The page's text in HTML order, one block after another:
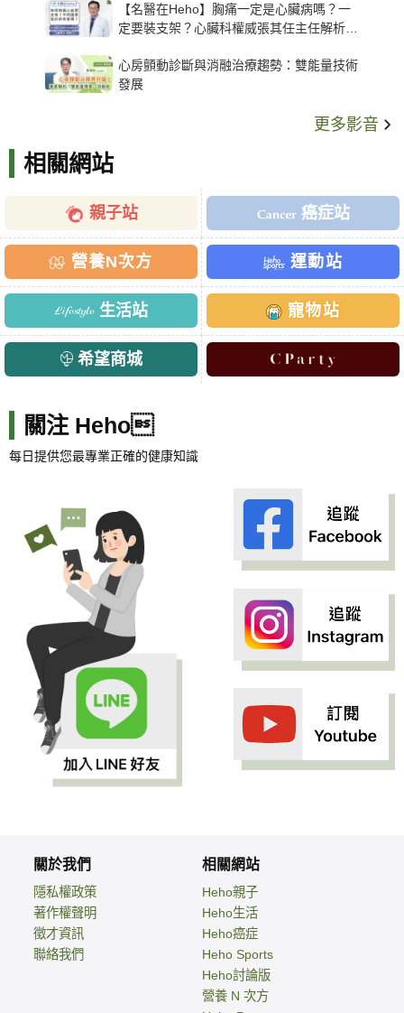
【名醫在Heho】胸痛一定是心臟病嗎？一
定要裝支架？心臟科權威張其任主任解析支
心房顫動診斷與消融治療趨勢：雙能量技術
發展
更多影音
相關網站
親子站 癌症站
營養N次方 運動站
生活站 寵物站
希望商城
關注 Heho
每日提供您最專業正確的健康知識
關於我們
隱私權政策
著作權聲明
徵才資訊
聯絡我們
相關網站
Heho親子
Heho生活
Heho癌症
Heho Sports
Heho討論版
營養 N 次方